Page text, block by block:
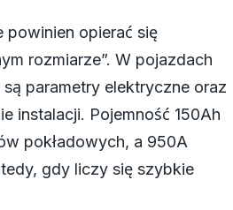
powinien opierać się
rozmiarze”. W pojazdach
parametry elektryczne oraz
instalacji. Pojemność 150Ah
pokładowych, a 950A
gdy liczy się szybkie